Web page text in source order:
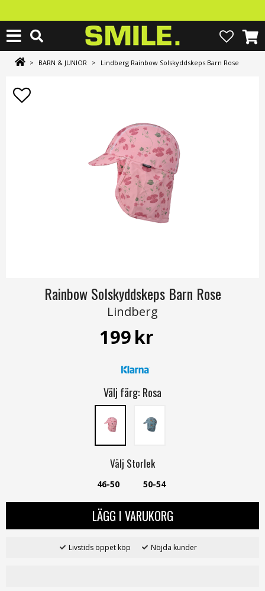
> BARN & JUNIOR > Lindberg Rainbow Solskyddskeps Barn Rose
Rainbow Solskyddskeps Barn Rose
Lindberg
199kr
Välj färg: Rosa
Välj Storlek
46-50 50-54
LÄGG I VARUKORG
Livstids öppet köp Nöjda kunder